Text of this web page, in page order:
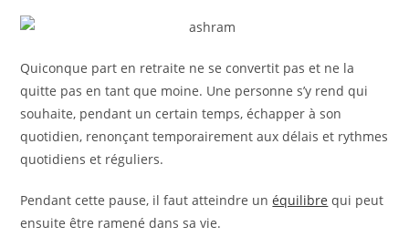
Quiconque part en retraite ne se convertit pas et ne la
quitte pas en tant que moine. Une personne s’y rend qui
souhaite, pendant un certain temps, échapper à son
quotidien, renonçant temporairement aux délais et rythmes
quotidiens et réguliers.
Pendant cette pause, il faut atteindre unéquilibre qui peut
ensuite être ramené dans sa vie.